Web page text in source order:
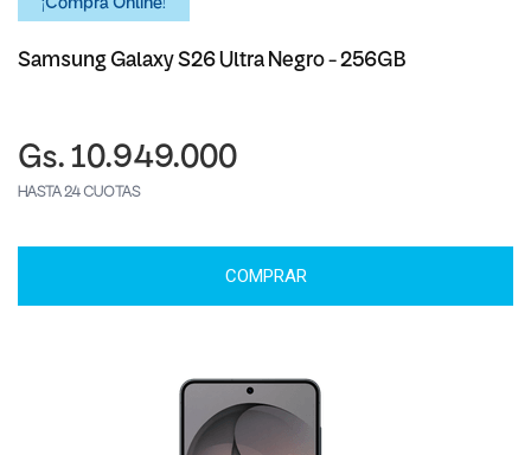
¡Comprá Online!
Samsung Galaxy S26 Ultra Negro - 256GB
Gs. 10.949.000
HASTA 24 CUOTAS
COMPRAR